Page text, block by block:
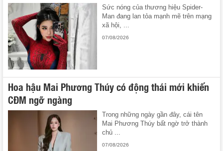
Sức nóng của thương hiệu Spider-
Man đang lan tỏa mạnh mẽ trên mạng
xã hội, ...
07/08/2026
Hoa hậu Mai Phương Thúy có động thái mới khiến
CĐM ngỡ ngàng
Trong những ngày gần đây, cái tên
Mai Phương Thúy bất ngờ trở thành
chủ ...
07/08/2026